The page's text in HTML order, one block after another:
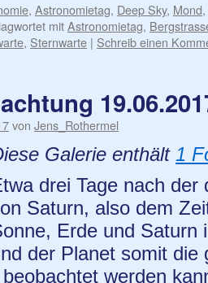
, Astronomietag, Deep Sky, Mond,
mitAstronomietag,
, Sternwarte | Schreib einen
von Jens_Rothermel
Galerie enthält 1
drei Tage nach der
Saturn, also dem
Erde und Saturn
der Planet somit die
werden